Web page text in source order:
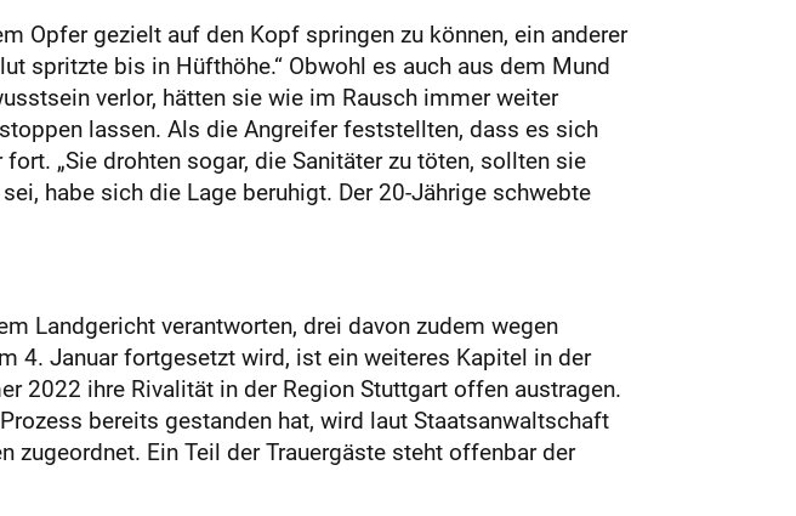
Opfer gezielt auf den Kopf springen zu können, ein anderer
spritzte bis in Hüfthöhe.“ Obwohl es auch aus dem Mund
verlor, hätten sie wie im Rausch immer weiter
lassen. Als die Angreifer feststellten, dass es sich
„Sie drohten sogar, die Sanitäter zu töten, sollten sie
habe sich die Lage beruhigt. Der 20-Jährige schwebte
Landgericht verantworten, drei davon zudem wegen
4. Januar fortgesetzt wird, ist ein weiteres Kapitel in der
2022 ihre Rivalität in der Region Stuttgart offen austragen.
bereits gestanden hat, wird laut Staatsanwaltschaft
zugeordnet. Ein Teil der Trauergäste steht offenbar der